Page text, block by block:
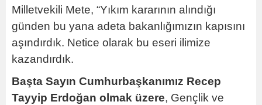
Milletvekili Mete, “Yıkım kararının alındığı
günden bu yana adeta bakanlığımızın kapısını
aşındırdık. Netice olarak bu eseri ilimize
kazandırdık.
Başta Sayın Cumhurbaşkanımız Recep
Tayyip Erdoğan olmak üzere, Gençlik ve